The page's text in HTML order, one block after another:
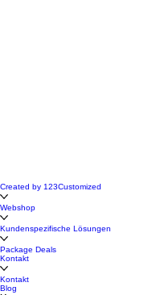
Created by 123Customized
Webshop
Kundenspezifische Lösungen
Package Deals
Kontakt
Kontakt
Blog